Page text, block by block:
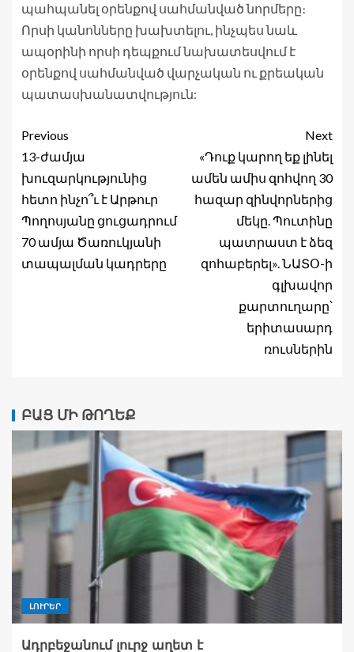
պահպանել օրենքով սահմանված նորմերը։
Որսի կանոնները խախտելու, ինչպես նաև
ապօրինի որսի դեպքում նախատեսվում է
օրենքով սահմանված վարչական ու քրեական
պատասխանատվություն:
Previous
13-ժամյա
խուզարկությունից
հետո ինչո՞ւ է Արթուր
Պողոսյանը ցուցադրում
70 ամյա Ծառուկյանի
տապալման կադրերը
Next
«Դուք կարող եք լինել
ամեն ամիս զոհվող 30
հազար զինվորներից
մեկը. Պուտինը
պատրաստ է ձեզ
զոհաբերել». ՆԱՏՕ-ի
գլխավոր
քարտուղարը՝
երիտասարդ
ռուսներին
ԲԱՑ ՄԻ ԹՈՂԵՔ
ԼՈՒՐԵՐ
Ադրբեջանում լուրջ աղետ է